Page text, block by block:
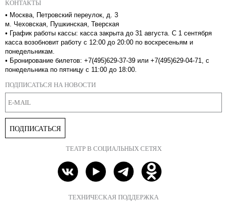
КОНТАКТЫ
• Москва, Петровский переулок, д. 3
м. Чеховская, Пушкинская, Тверская
• График работы кассы: касса закрыта до 31 августа. С 1 сентября
касса возобновит работу с 12:00 до 20:00 по воскресеньям и
понедельникам.
• Бронирование билетов: +7(495)629-37-39 или +7(495)629-04-71, с
понедельника по пятницу с 11:00 до 18:00.
ПОДПИСАТЬСЯ НА НОВОСТИ
ПОДПИСАТЬСЯ
ТЕАТР В СОЦИАЛЬНЫХ СЕТЯХ
ТЕХНИЧЕСКАЯ ПОДДЕРЖКА